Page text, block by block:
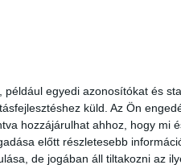
egyedi azonosítókat és
küld. Az Ön
hozzájárulhat ahhoz, hogy mi
előtt részletesebb
de jogában áll tiltakozni az